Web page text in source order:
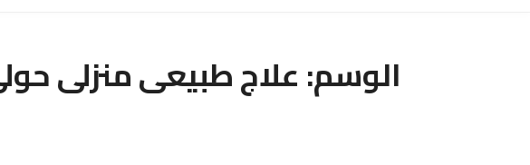
الوسم:علاج طبيعى منزلى